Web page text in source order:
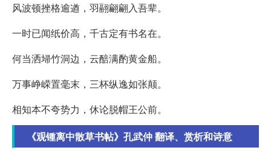
风波顿挫格逾遒，羽翮翩翩入吾辈。
一时已闻纸价高，千古定有书名在。
何当洒埽竹洞边，云醅满酌黄金船。
万事峥嵘置毫末，三杯纵逸如张颠。
相知本不夸势力，休论脱帽王公前。
《观锺离中散草书帖》孔武仲 翻译、赏析和诗意